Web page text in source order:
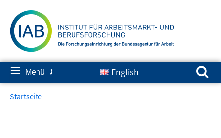
zum
Inhalt
≡ Menü ✘ English
Suchen nach:
Startseite